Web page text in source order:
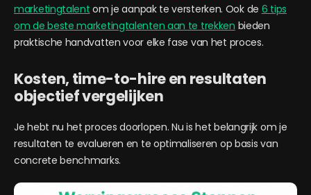
marketingtalent om je aanpak te versterken. Ook de 6 tips
om de beste marketingtalenten aan te trekken bieden
praktische handvatten voor elke fase van het proces.
Kosten, time-to-hire en resultaten
objectief vergelijken
Je hebt nu het proces doorlopen. Nu is het belangrijk om je
resultaten te evalueren en te optimaliseren op basis van
concrete benchmarks.